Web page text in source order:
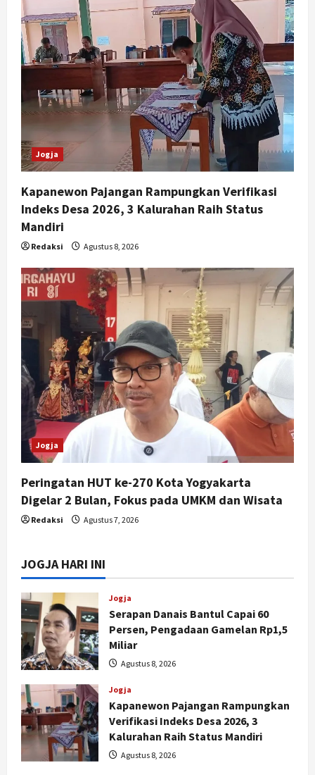
Jogja
Kapanewon Pajangan Rampungkan Verifikasi
Indeks Desa 2026, 3 Kalurahan Raih Status
Mandiri
Redaksi Agustus 8, 2026
Jogja
Peringatan HUT ke-270 Kota Yogyakarta
Digelar 2 Bulan, Fokus pada UMKM dan Wisata
Redaksi Agustus 7, 2026
JOGJA HARI INI
Jogja
Serapan Danais Bantul Capai 60
Persen, Pengadaan Gamelan Rp1,5
Miliar
Agustus 8, 2026
Jogja
Kapanewon Pajangan Rampungkan
Verifikasi Indeks Desa 2026, 3
Kalurahan Raih Status Mandiri
Agustus 8, 2026